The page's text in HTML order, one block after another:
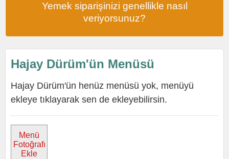
Yemek siparişinizi genellikle nasıl
veriyorsunuz?
Hajay Dürüm'ün Menüsü
Hajay Dürüm'ün henüz menüsü yok, menüyü
ekleye tıklayarak sen de ekleyebilirsin.
Menü
Fotoğrafı
Ekle